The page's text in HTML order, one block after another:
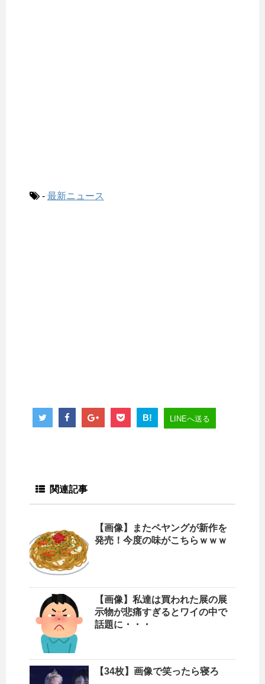
- 最新ニュース
B! LINEへ送る
関連記事
【画像】またペヤングが新作を
発売！今度の味がこちらｗｗｗ
【画像】私達は買われた展の展
示物が悲痛すぎるとワイの中で
話題に・・・
【34枚】画像で笑ったら寝ろ